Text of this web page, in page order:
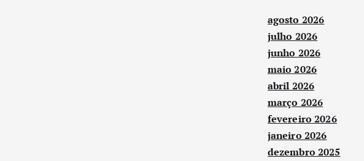
agosto 2026
julho 2026
junho 2026
maio 2026
abril 2026
março 2026
fevereiro 2026
janeiro 2026
dezembro 2025